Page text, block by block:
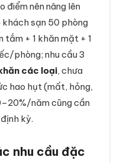
điểm nên nâng lên
sạn 50 phòng
tắm + 1 khăn mặt + 1
phòng; nhu cầu 3
các loại, chưa
hao hụt (mất, hỏng,
năm cũng cần
kỳ.
nhu cầu đặc